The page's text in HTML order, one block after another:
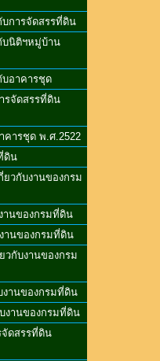
บการจัดสรรที่ดิน
บนิติฯหมู่บ้าน
บอาคารชุด
รจัดสรรที่ดิน
คารชุด พ.ศ.2522
ดิน
ยวกับงานของกรม
านของกรมที่ดิน
านของกรมที่ดิน
วกับงานของกรม
งานของกรมที่ดิน
งานของกรมที่ดิน
ดสรรที่ดิน